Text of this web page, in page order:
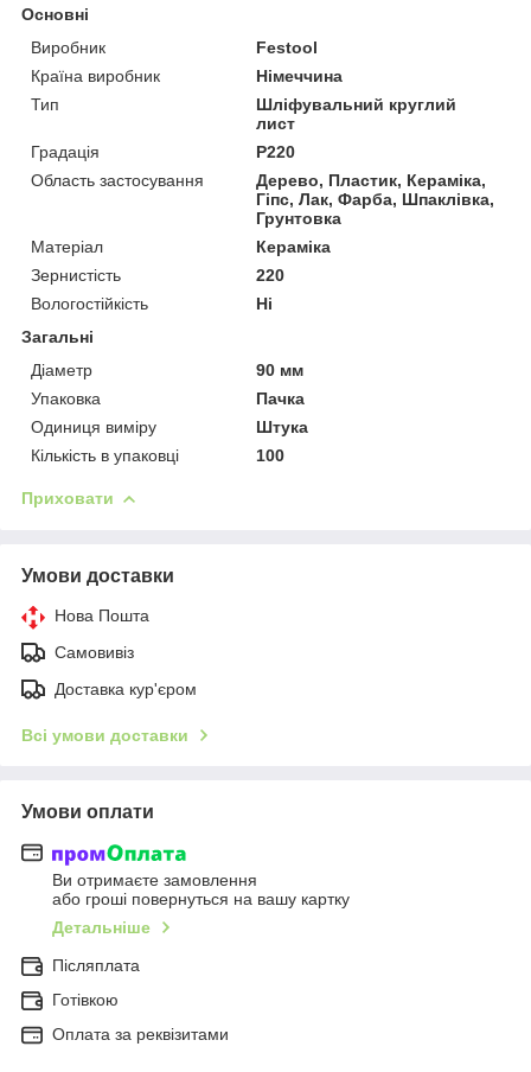
Основні
Виробник
Festool
Країна виробник
Німеччина
Тип
Шліфувальний круглий
лист
Градація
P220
Область застосування
Дерево, Пластик, Кераміка,
Гіпс, Лак, Фарба, Шпаклівка,
Грунтовка
Матеріал
Кераміка
Зернистість
220
Вологостійкість
Ні
Загальні
Діаметр
90 мм
Упаковка
Пачка
Одиниця виміру
Штука
Кількість в упаковці
100
Приховати
Умови доставки
Нова Пошта
Самовивіз
Доставка кур'єром
Всі умови доставки
Умови оплати
Ви отримаєте замовлення
або гроші повернуться на вашу картку
Детальніше
Післяплата
Готівкою
Оплата за реквізитами